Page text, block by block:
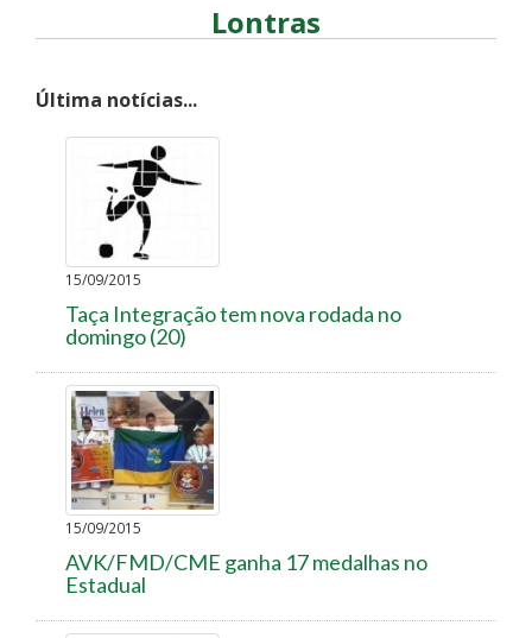
Lontras
Última notícias...
15/09/2015
Taça Integração tem nova rodada no
domingo (20)
15/09/2015
AVK/FMD/CME ganha 17 medalhas no
Estadual